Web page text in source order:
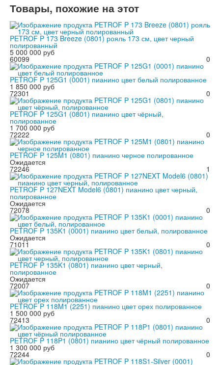
Товары, похожие на этот
PETROF P 173 Breeze (0801) рояль 173 см, цвет черный
полированный
5 000 000 руб
0
60099
PETROF P 125G1 (0001) пианино цвет белый полированное
1 850 000 руб
0
72301
PETROF P 125G1 (0801) пианино цвет чёрный,
полированное
1 700 000 руб
0
72222
PETROF P 125M1 (0801) пианино черное полированное
Ожидается
1
72246
PETROF P 127NEXT Model6 (0801) пианино цвет черный,
полированное
Ожидается
0
72078
PETROF P 135K1 (0001) пианино цвет белый, полированное
Ожидается
0
71011
PETROF P 135K1 (0801) пианино цвет черный,
полированное
Ожидается
0
72007
PETROF P 118M1 (2251) пианино цвет орех полированное
1 500 000 руб
0
72413
PETROF P 118P1 (0801) пианино цвет чёрный полированное
1 300 000 руб
0
72244